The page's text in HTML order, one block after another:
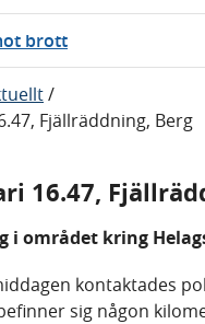
brott
/
Fjällräddning, Berg
16.47,
i området kring
kontaktades
sig någon